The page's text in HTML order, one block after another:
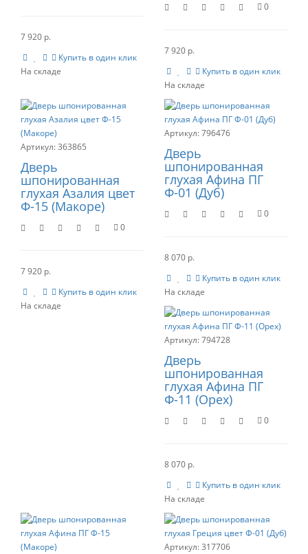
7 920 р.
Купить в один клик
0
7 920 р.
Купить в один клик
363865
Дверь
шпонированная
глухая Азалия цвет
Ф-15 (Макоре)
0
7 920 р.
Купить в один клик
796476
Дверь
шпонированная
глухая Афина ПГ
Ф-01 (Дуб)
0
8 070 р.
Купить в один клик
794728
Дверь
шпонированная
глухая Афина ПГ
Ф-11 (Орех)
0
8 070 р.
Купить в один клик
317706